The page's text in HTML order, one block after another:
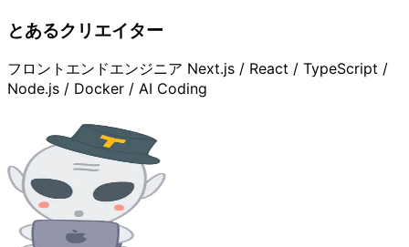
とあるクリエイター
フロントエンドエンジニア Next.js / React / TypeScript /
Node.js / Docker / AI Coding